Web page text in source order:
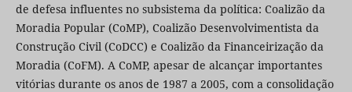
de defesa influentes no subsistema da política: Coalizão da
Moradia Popular (CoMP), Coalizão Desenvolvimentista da
Construção Civil (CoDCC) e Coalizão da Financeirização da
Moradia (CoFM). A CoMP, apesar de alcançar importantes
vitórias durante os anos de 1987 a 2005, com a consolidação